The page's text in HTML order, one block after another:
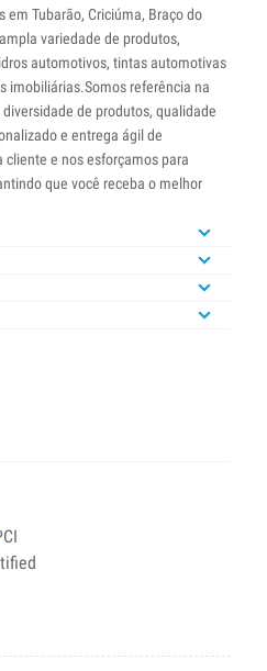
em Tubarão, Criciúma, Braço do
variedade de produtos,
automotivos, tintas automotivas
imobiliárias.Somos referência na
de produtos, qualidade
e entrega ágil de
e nos esforçamos para
que você receba o melhor